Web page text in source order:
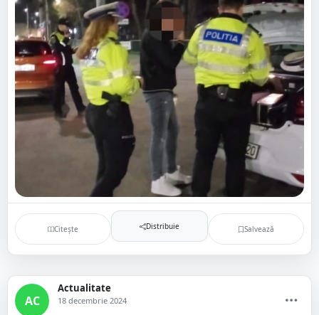
Citește Distribuie Salvează
AC
Actualitate
18 decembrie 2024